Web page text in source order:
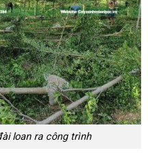
loan ra công trình